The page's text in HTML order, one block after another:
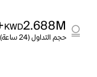
2.688M
KWD
حجم التداول (24 ساعة)